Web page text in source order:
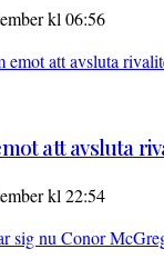
kl 06:56
att avsluta
kl 22:54